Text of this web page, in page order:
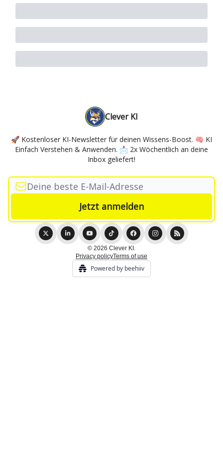
Clever KI
🚀 Kostenloser KI-Newsletter für deinen Wissens-Boost. 🧠 KI
Einfach Verstehen & Anwenden. 📩 2x Wöchentlich an deine
Inbox geliefert!
© 2026 Clever KI.
Privacy policyTerms of use
Powered by beehiiv